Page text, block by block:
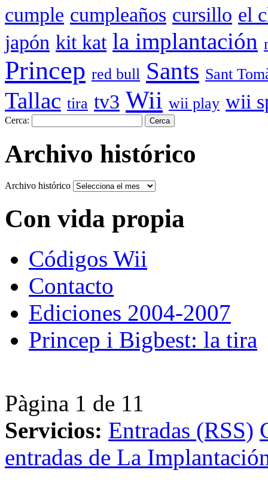
cumple cumpleaños cursillo el
japón kit kat la implantación
Princep red bull Sants Sant
Tallac tira tv3 Wii wii play wii
Cerca:
Archivo histórico
Archivo histórico
Con vida propia
Códigos Wii
Contacto
Ediciones 2004-2007
Princep i Bigbest: la tira
Pàgina 1 de 1 1
Servicios: Entradas (RSS)
entradas de La